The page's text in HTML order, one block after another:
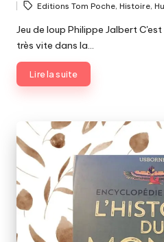
by
Editions Tom Poche, Histoire,
Jeu de loup Philippe Jalbert
très vite dans la…
Lire la suite